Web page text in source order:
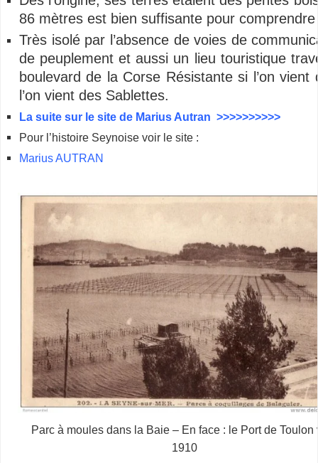
86 mètres est bien suffisante pour
Très isolé par l’absence de voies de
de peuplement et aussi un lieu touristique
boulevard de la Corse Résistante si l’on
l’on vient des Sablettes.
La suite sur le site de Marius Autran >>>>>>>>>>
Pour l’histoire Seynoise voir le site :
Marius AUTRAN
Parc à moules dans la Baie – En face : le Port de Toulon
1910